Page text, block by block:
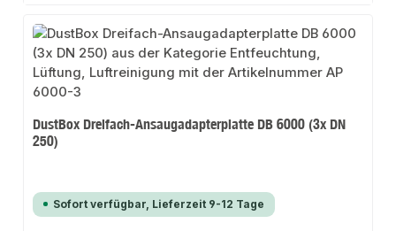
DustBox Dreifach-Ansaugadapterplatte DB 6000 (3x DN
250)
Sofort verfügbar, Lieferzeit 9-12 Tage